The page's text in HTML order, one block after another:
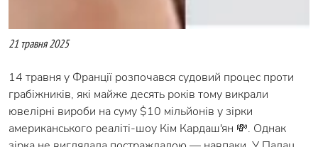
21 травня 2025
14 травня у Франції розпочався судовий процес проти
грабіжників, які майже десять років тому викрали
ювелірні вироби на суму $10 мільйонів у зірки
американського реаліті-шоу Кім Кардаш'ян 💸. Однак